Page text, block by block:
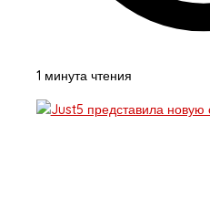
1 минута чтения